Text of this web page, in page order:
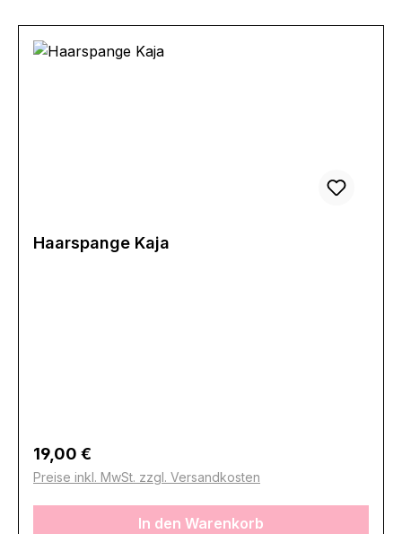
Haarspange Kaja
Regulärer Preis:
19,00 €
Preise inkl. MwSt. zzgl. Versandkosten
In den Warenkorb